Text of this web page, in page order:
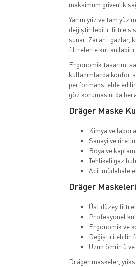
maksimum güvenlik
Yarım yüz ve tam yüz
değiştirilebilir filtre
sunar. Zararlı gazlar,
filtrelerle kullanılabilir.
Ergonomik tasarımı
kullanımlarda konfor
performansı elde
göz korumasını da
Dräger Maske
Kimya ve
Sanayi ve
Boya ve
Tehlikeli gaz
Acil müdahale
Dräger
Üst düzey
Profesyonel
Ergonomik ve
Değiştirilebilir
Uzun ömürlü ve
Dräger maskeler,